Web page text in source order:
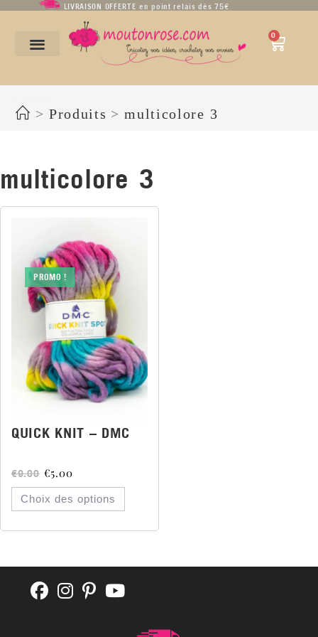
LIVRAISON OFFERTE en point relais dès 75€
0
> Produits > multicolore 3
multicolore 3
PROMO !
QUICK KNIT – DMC
€9.00 €5.00
Choix des options